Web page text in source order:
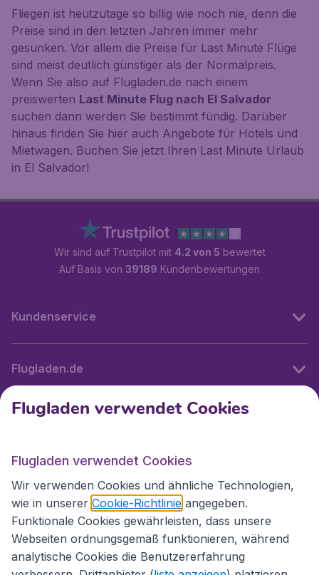
Fliegen ist heutzutage so billig wie noch nie, denn die
Preise sind in den letzten Jahren immer mehr
gesunken. Vor allem die Preise für Last Minute Flüge
sind meist deutlich günstiger als der Normalpreis.
Wenn Sie also auf Flugladen.de nach einem
preiswerten Last Minute Flug nach El Salvador
suchen dann werden Sie bestimmt fündig. Darüber
hinaus finden Sie hier auch Angebote für Hotels und
Mietwagen. Buchen Sie jetzt Ihren Last Minute Urlaub
in El Salvador!
Wir sind auf Trustpilot mit 4.2 von 5 bewertet
Auf Basis von 39189 Kundenbewertungen
Kundenservice
Flugladen.de
Internationale Webseiten
Folgen Sie uns:
Flugladen verwendet Cookies
Flugladen verwendet Cookies
Wir verwenden Cookies und ähnliche Technologien,
wie in unserer Cookie-Richtlinie angegeben.
Funktionale Cookies gewährleisten, dass unsere
Webseiten ordnungsgemäß funktionieren, während
analytische Cookies die Benutzererfahrung